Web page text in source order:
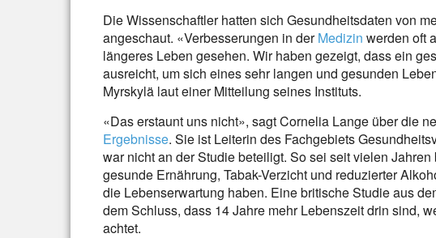
Die Wissenschaftler hatten sich Gesundheitsdaten von
angeschaut. «Verbesserungen in derMedizin werden oft
längeres Leben gesehen. Wir haben gezeigt, dass ein
ausreicht, um sich eines sehr langen und gesunden
Myrskylä laut einer Mitteilung seines Instituts.
«Das erstaunt uns nicht», sagt Cornelia Lange über die
Ergebnisse. Sie ist Leiterin des Fachgebiets
war nicht an der Studie beteiligt. So sei seit vielen
gesunde Ernährung, Tabak-Verzicht und reduzierter
die Lebenserwartung haben. Eine britische Studie aus
dem Schluss, dass 14 Jahre mehr Lebenszeit drin sind,
achtet.